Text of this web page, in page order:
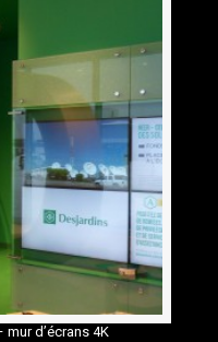
d’écrans 4K